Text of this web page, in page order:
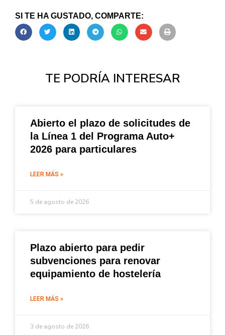
SI TE HA GUSTADO, COMPARTE:
TE PODRÍA INTERESAR
Abierto el plazo de solicitudes de
la Línea 1 del Programa Auto+
2026 para particulares
LEER MÁS »
5 de agosto de 2026
Plazo abierto para pedir
subvenciones para renovar
equipamiento de hostelería
LEER MÁS »
3 de agosto de 2026